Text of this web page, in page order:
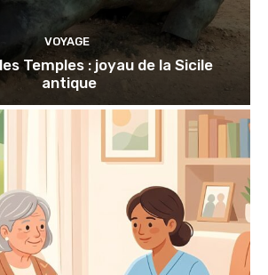
VOYAGE
Temples : joyau de la Sicile
antique